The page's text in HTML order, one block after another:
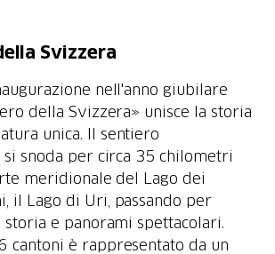
Svizzera
nell'anno giubilare
della Svizzera» unisce la storia
unica. Il sentiero
si snoda per circa 35 chilometri
meridionale del Lago dei
il Lago di Uri, passando per
e panorami spettacolari.
cantoni è rappresentato da un